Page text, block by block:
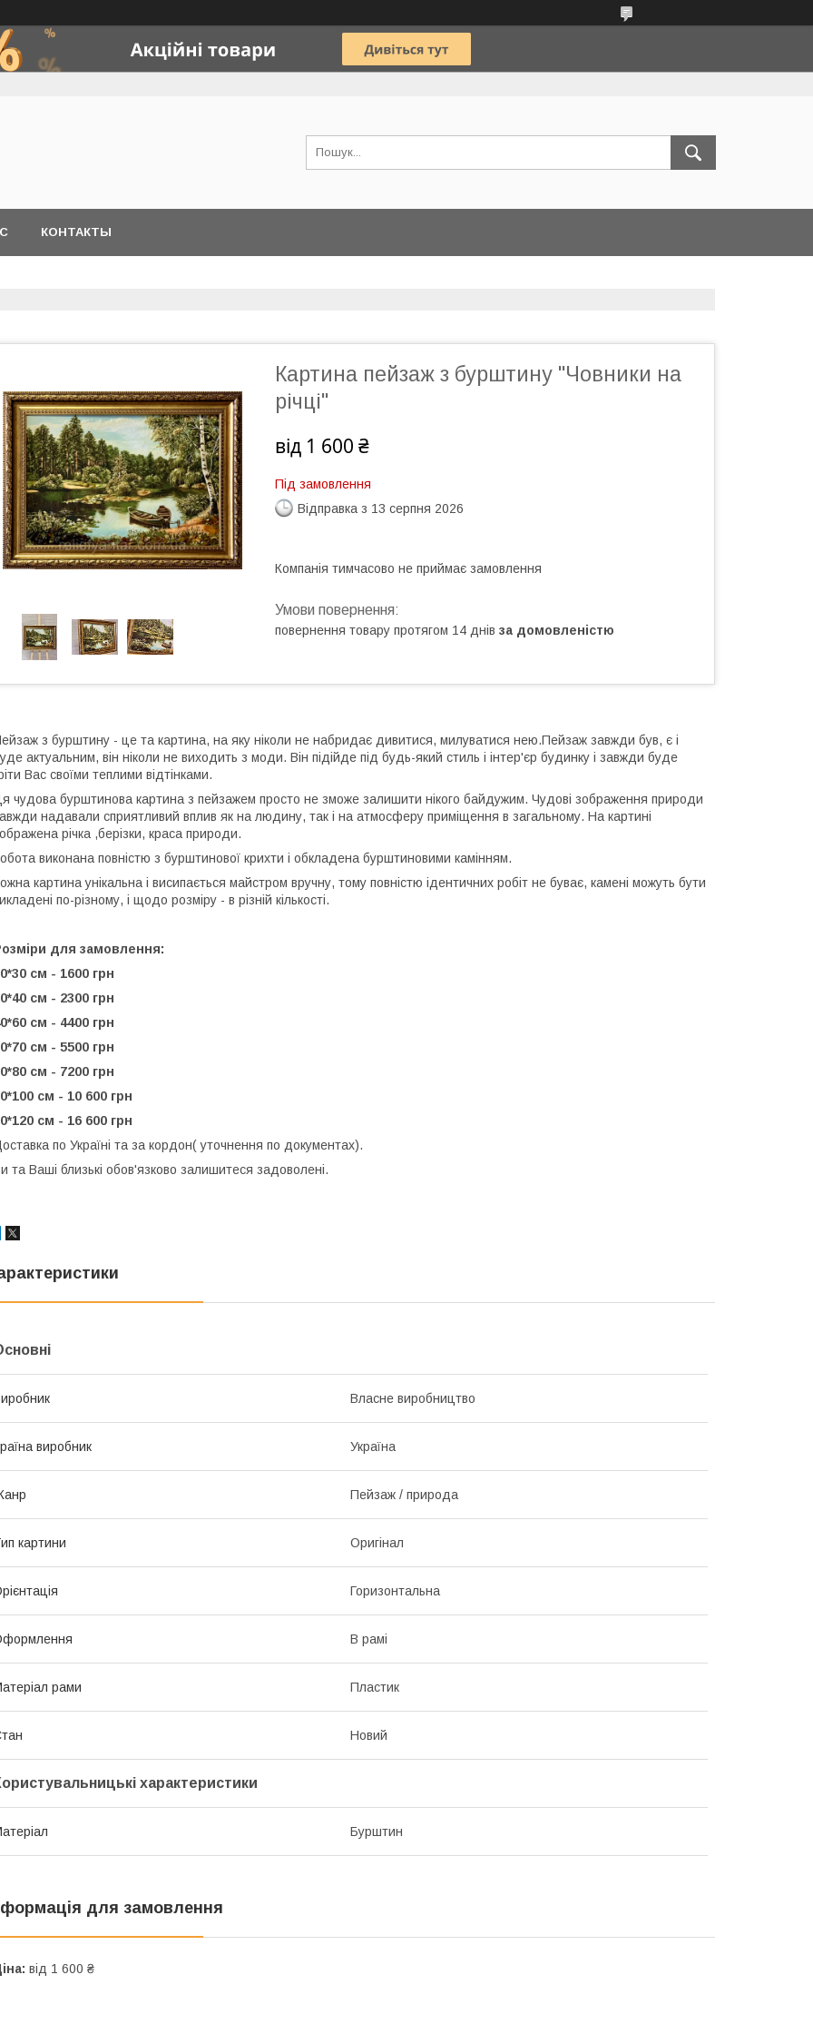
КОНТАКТЫ
Картина пейзаж з бурштину "Човники на
річці"
від 1 600 ₴
Під замовлення
Відправка з 13 серпня 2026
Компанія тимчасово не приймає замовлення
повернення товару протягом 14 днів за домовленістю
з бурштину - це та картина, на яку ніколи не набридає дивитися, милуватися нею.Пейзаж завжди був, є і
актуальним, він ніколи не виходить з моди. Він підійде під будь-який стиль і інтер'єр будинку і завжди буде
Вас своїми теплими відтінками.
чудова бурштинова картина з пейзажем просто не зможе залишити нікого байдужим. Чудові зображення природи
надавали сприятливий вплив як на людину, так і на атмосферу приміщення в загальному. На картині
річка ,берізки, краса природи.
виконана повністю з бурштинової крихти і обкладена бурштиновими камінням.
картина унікальна і висипається майстром вручну, тому повністю ідентичних робіт не буває, камені можуть бути
по-різному, і щодо розміру - в різній кількості.
для замовлення:
см - 1600 грн
см - 2300 грн
см - 4400 грн
см - 5500 грн
см - 7200 грн
см - 10 600 грн
см - 16 600 грн
по Україні та за кордон( уточнення по документах).
та Ваші близькі обов'язково залишитеся задоволені.
Власне виробництво
виробник Україна
Пейзаж / природа
картини Оригінал
Горизонтальна
В рамі
рами Пластик
Новий
характеристики
Бурштин
для замовлення
від 1 600 ₴